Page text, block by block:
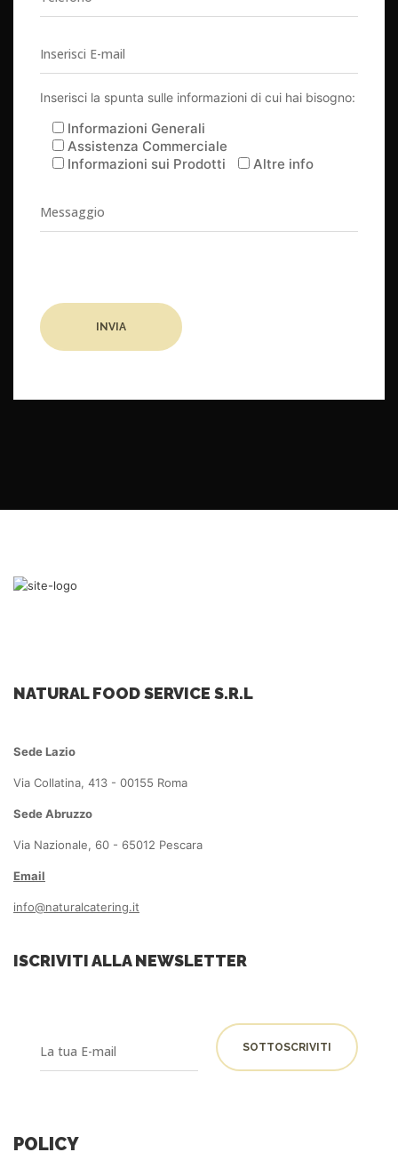
Inserisci la spunta sulle informazioni di cui hai bisogno:
Informazioni Generali
Assistenza Commerciale
Informazioni sui Prodotti
Altre info
NATURAL FOOD SERVICE S.R.L
Sede Lazio
Via Collatina, 413 - 00155 Roma
Sede Abruzzo
Via Nazionale, 60 - 65012 Pescara
Email
info@naturalcatering.it
ISCRIVITI ALLA NEWSLETTER
POLICY